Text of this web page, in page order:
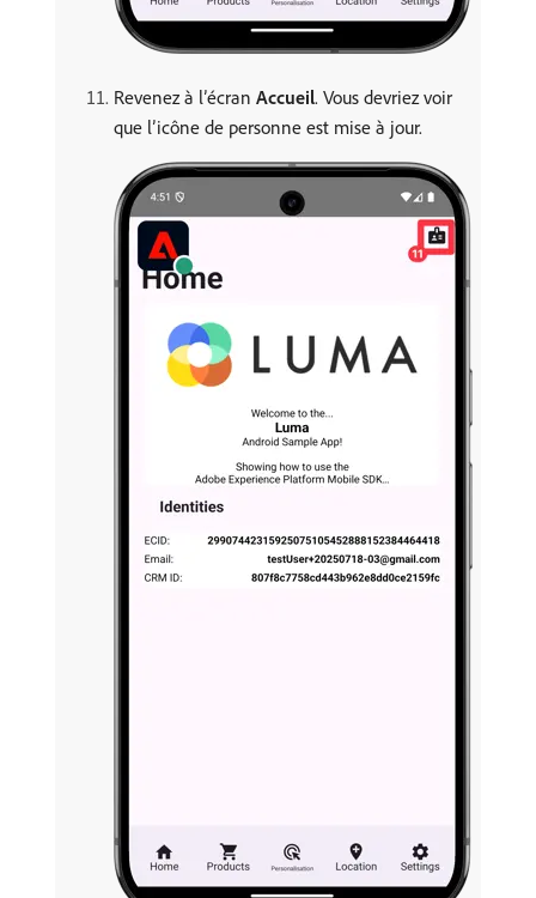
Revenez à l’écran Accueil. Vous devriez voir
que l’icône de personne est mise à jour.